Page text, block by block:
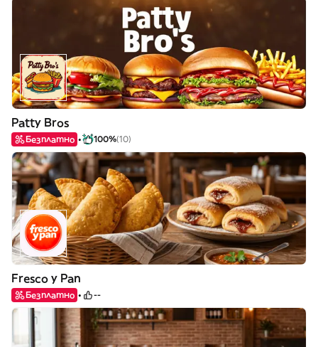
Patty Bros
Безплатно 100%(10)
Fresco y Pan
Безплатно --